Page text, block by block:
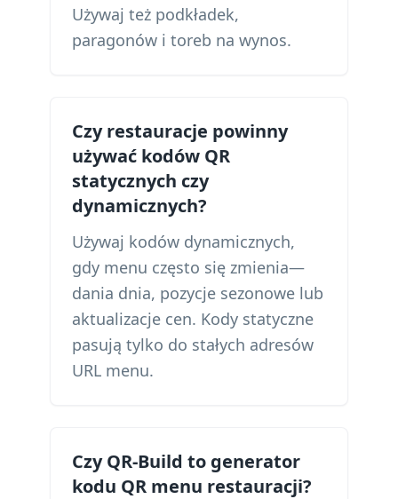
Używaj też podkładek,
paragonów i toreb na wynos.
Czy restauracje powinny
używać kodów QR
statycznych czy
dynamicznych?
Używaj kodów dynamicznych,
gdy menu często się zmienia—
dania dnia, pozycje sezonowe lub
aktualizacje cen. Kody statyczne
pasują tylko do stałych adresów
URL menu.
Czy QR-Build to generator
kodu QR menu restauracji?